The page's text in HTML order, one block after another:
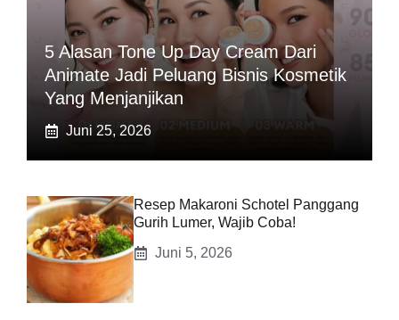
5 Alasan Tone Up Day Cream Dari
Animate Jadi Peluang Bisnis Kosmetik
Yang Menjanjikan
Juni 25, 2026
Resep Makaroni Schotel Panggang
Gurih Lumer, Wajib Coba!
Juni 5, 2026